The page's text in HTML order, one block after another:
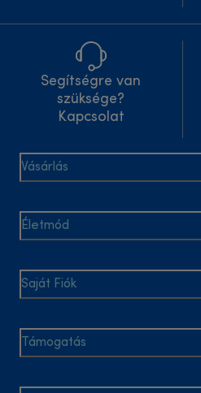
Segítségre van
szüksége?
Kapcsolat
Vásárlás
Életmód
Saját Fiók
Támogatás